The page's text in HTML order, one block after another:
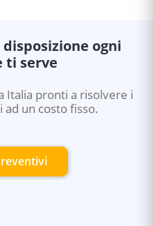
ogni
ti serve
Italia pronti a risolvere i
un costo fisso.